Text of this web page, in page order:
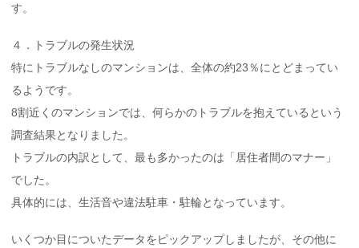
す。
４．トラブルの発生状況
特にトラブルなしのマンションは、全体の約23％にとどまってい
るようです。
8割近くのマンションでは、何らかのトラブルを抱えているという
調査結果となりました。
トラブルの内訳として、最も多かったのは「居住者間のマナー」
でした。
具体的には、生活音や違法駐車・駐輪となっています。
いくつか目についたデータをピックアップしましたが、その他に